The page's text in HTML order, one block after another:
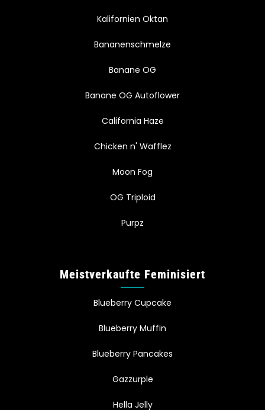
Kalifornien Oktan
Bananenschmelze
Banane OG
Banane OG Autoflower
California Haze
Chicken n' Wafflez
Moon Fog
OG Triploid
Purpz
Meistverkaufte Feminisiert
Blueberry Cupcake
Blueberry Muffin
Blueberry Pancakes
Gazzurple
Hella Jelly